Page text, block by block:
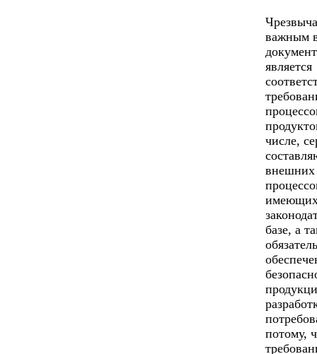
важным
является
числе,
внешних
базе, а
потому,